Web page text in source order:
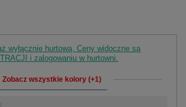
wyłącznie hurtową. Ceny widoczne są
i zalogowaniu w hurtowni.
Zobacz wszystkie kolory (+1)